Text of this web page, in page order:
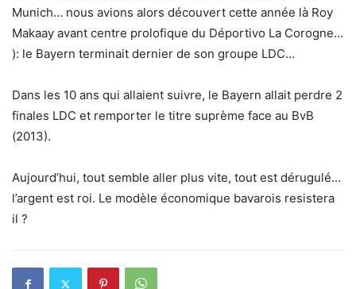
Munich… nous avions alors découvert cette année là Roy
Makaay avant centre prolofique du Déportivo La Corogne…
): le Bayern terminait dernier de son groupe LDC…
Dans les 10 ans qui allaient suivre, le Bayern allait perdre 2
finales LDC et remporter le titre suprème face au BvB
(2013).
Aujourd’hui, tout semble aller plus vite, tout est dérugulé…
l’argent est roi. Le modèle économique bavarois resistera
il ?